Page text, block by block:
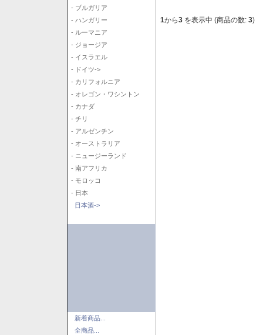
- ブルガリア
- ハンガリー
- ルーマニア
- ジョージア
- イスラエル
- ドイツ->
- カリフォルニア
- オレゴン・ワシントン
- カナダ
- チリ
- アルゼンチン
- オーストラリア
- ニュージーランド
- 南アフリカ
- モロッコ
- 日本
日本酒->
新着商品...
全商品...
1から3 を表示中 (商品の数: 3)